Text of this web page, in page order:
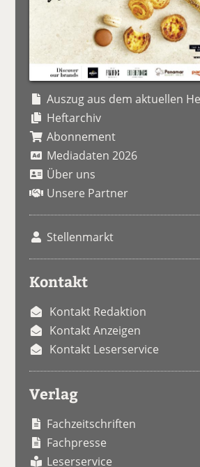
Auszug aus dem aktuellen
Heftarchiv
Abonnement
Mediadaten 2026
Über uns
Unsere Partner
Stellenmarkt
Kontakt
Kontakt Redaktion
Kontakt Anzeigen
Kontakt Leserservice
Verlag
Fachzeitschriften
Fachpresse
Leserservice